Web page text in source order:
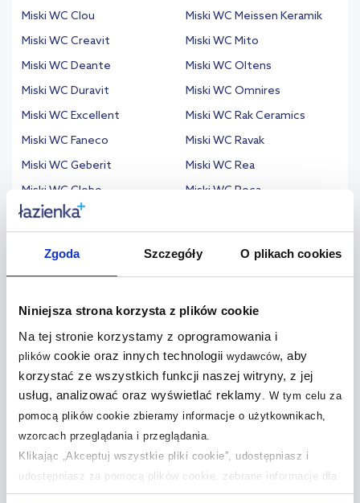
Zgoda Szczegóły O plikach cookies
Niniejsza strona korzysta z plików cookie
Na tej stronie korzystamy z oprogramowania i
plikówcookie oraz innych technologii wydawców, aby
korzystać ze wszystkich funkcji naszej witryny, z jej
usług, analizować oraz wyświetlać reklamy
W tym celu za
pomocą plików cookie zbieramy informacje o użytkownikach,
wzorcach przeglądania i przeglądania.
Klikając „Akceptuj wszystkie pliki cookie”, udostępniasz i
udostępniasz za pomocą plików cookie, zebrane informacje dla
użytkowników zewnętrznych, a także nasi partnerzy reklamowi.
Miski WC Clou
Miski WC Creavit
Miski WC Deante
Miski WC Duravit
Miski WC Excellent
Miski WC Faneco
Miski WC Geberit
Miski WC Globo
Miski WC Grohe
Miski WC Hatria
Miski WC Meissen Keramik
Miski WC Mito
Miski WC Oltens
Miski WC Omnires
Miski WC Rak Ceramics
Miski WC Ravak
Miski WC Rea
Miski WC Roca
Miski WC Villeroy & Boch
Powiązane wyszukiwania
Miska WC czarna(105) Miska WC biała(1084)